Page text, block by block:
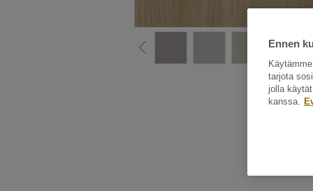
Katso kaikki
Ennen
tarjota
jolla
kanssa.